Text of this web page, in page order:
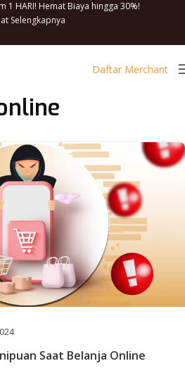
1 HARI! Hemat Biaya hingga 30%!
Selengkapnya
Daftar Merchant
Saat Belanja Online